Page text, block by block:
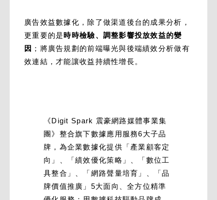
廣告效益數據化，除了做渠道後台的成果分析，
更重要的是時時檢驗、調整影響投放效益的變
因 ；將廣告規劃的前端曝光與後端績效分析做有
效連結，才能讓收益持續性增長。
《Digit Spark 震豪網路媒體事業集
團》整合旗下數據應用服務6大子品
牌，為企業數據化提供「產業顧客定
向」、「績效優化策略」、「數位工
具整合」、「網路聲量培育」、「品
牌價值推廣」5大面向、全方位精準